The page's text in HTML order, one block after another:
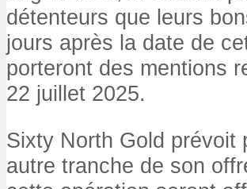
détenteurs que leurs
jours après la date de
porteront des mentions
22 juillet 2025.
Sixty North Gold prévoit
autre tranche de son